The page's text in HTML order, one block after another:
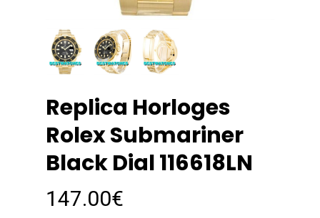
Replica Horloges
Rolex Submariner
Black Dial 116618LN
147.00€